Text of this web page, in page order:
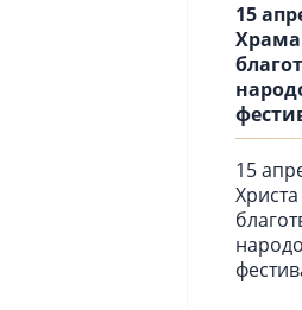
15
Храма
15